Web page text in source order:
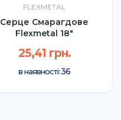
FLEXMETAL
Серце Смарагдове
Flexmetal 18"
25,41 грн.
в наявності:36